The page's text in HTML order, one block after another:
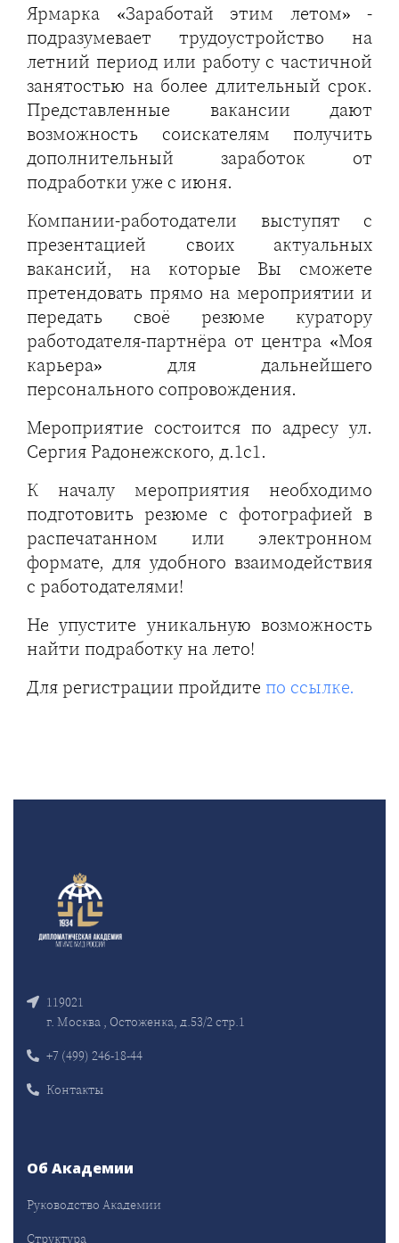
Ярмарка «Заработай этим летом» -
подразумевает трудоустройство на
летний период или работу с частичной
занятостью на более длительный срок.
Представленные вакансии дают
возможность соискателям получить
дополнительный заработок от
подработки уже с июня.
Компании-работодатели выступят с
презентацией своих актуальных
вакансий, на которые Вы сможете
претендовать прямо на мероприятии и
передать своё резюме куратору
работодателя-партнёра от центра «Моя
карьера» для дальнейшего
персонального сопровождения.
Мероприятие состоится по адресу ул.
Сергия Радонежского, д.1с1.
К началу мероприятия необходимо
подготовить резюме с фотографией в
распечатанном или электронном
формате, для удобного взаимодействия
с работодателями!
Не упустите уникальную возможность
найти подработку на лето!
Для регистрации пройдите по ссылке.
119021
г. Москва , Остоженка, д.53/2 стр.1
+7 (499) 246-18-44
Контакты
Об Академии
Руководство Академии
Структура